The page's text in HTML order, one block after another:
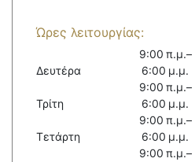
Ώρες λειτουργίας:
Δευτέρα
9:00 π.μ.–
6:00 μ.μ.
Τρίτη
9:00 π.μ.–
6:00 μ.μ.
Τετάρτη
9:00 π.μ.–
6:00 μ.μ.
9:00 π.μ.–